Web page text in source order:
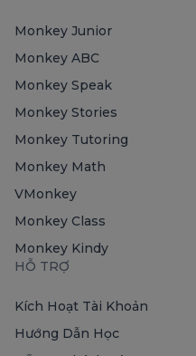
Monkey Junior
Monkey ABC
Monkey Speak
Monkey Stories
Monkey Tutoring
Monkey Math
VMonkey
Monkey Class
Monkey Kindy
HỖ TRỢ
Kích Hoạt Tài Khoản
Hướng Dẫn Học